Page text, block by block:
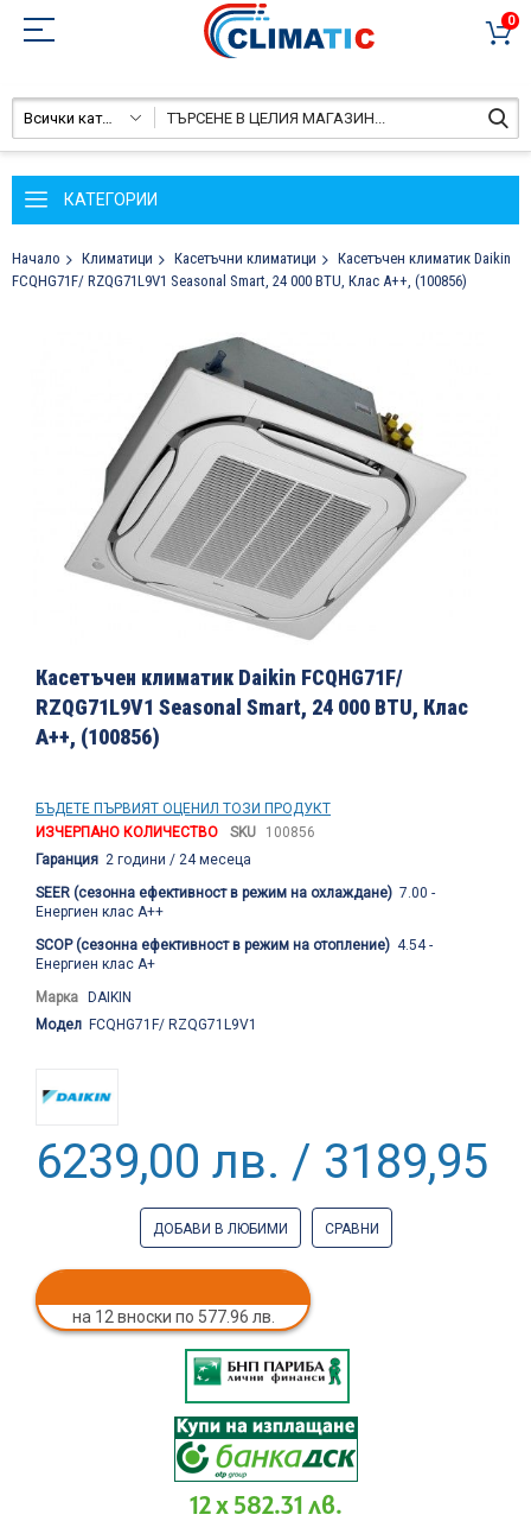
0
Всички категории
КАТЕГОРИИ
Начало Климатици Касетъчни климатици
Касетъчен климатик Daikin
FCQHG71F/ RZQG71L9V1 Seasonal Smart, 24 000 BTU, Клас A++, (100856)
изображенията
към
на
галерия
Касетъчен климатик Daikin FCQHG71F/
RZQG71L9V1 Seasonal Smart, 24 000 BTU, Клас
A++, (100856)
БЪДЕТЕ ПЪРВИЯТ ОЦЕНИЛ ТОЗИ ПРОДУКТ
ИЗЧЕРПАНО КОЛИЧЕСТВО
SKU
100856
Гаранция 2 години / 24 месеца
SEER (сезонна ефективност в режим на охлаждане) 7.00 -
Енергиен клас A++
SCOP (сезонна ефективност в режим на отопление) 4.54 -
Енергиен клас A+
Марка DAIKIN
Модел FCQHG71F/ RZQG71L9V1
6239,00 лв. / 3189,95 €
ДОБАВИ В ЛЮБИМИ СРАВНИ
на 12 вноски по 577.96 лв.
12 x 582.31 лв.